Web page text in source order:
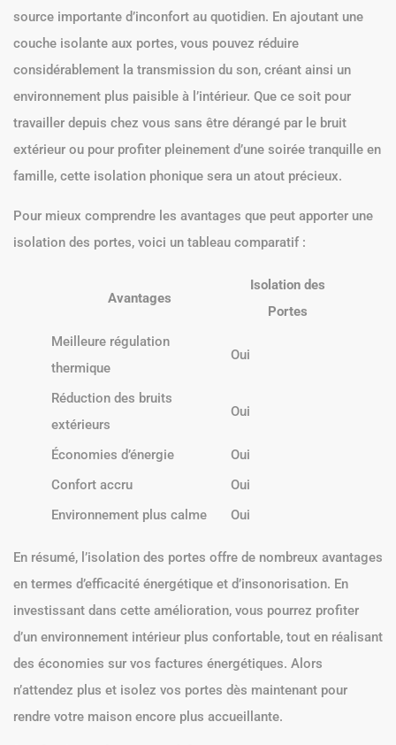
source importante d’inconfort au quotidien. En ajoutant une
couche isolante aux portes, vous pouvez réduire
considérablement la transmission du son, créant ainsi un
environnement plus paisible à l’intérieur. Que ce soit pour
travailler depuis chez vous sans être dérangé par le bruit
extérieur ou pour profiter pleinement d’une soirée tranquille en
famille, cette isolation phonique sera un atout précieux.
Pour mieux comprendre les avantages que peut apporter une
isolation des portes, voici un tableau comparatif :
Avantages
Isolation des
Portes
Meilleure régulation
thermique
Oui
Réduction des bruits
extérieurs
Oui
Économies d’énergie
Oui
Confort accru
Oui
Environnement plus calme
Oui
En résumé, l’isolation des portes offre de nombreux avantages
en termes d’efficacité énergétique et d’insonorisation. En
investissant dans cette amélioration, vous pourrez profiter
d’un environnement intérieur plus confortable, tout en réalisant
des économies sur vos factures énergétiques. Alors
n’attendez plus et isolez vos portes dès maintenant pour
rendre votre maison encore plus accueillante.